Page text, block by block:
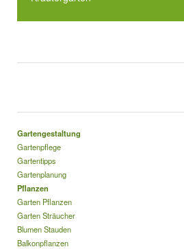
Gartengestaltung
Gartenpflege
Gartentipps
Gartenplanung
Pflanzen
Garten Pflanzen
Garten Sträucher
Blumen Stauden
Balkonpflanzen